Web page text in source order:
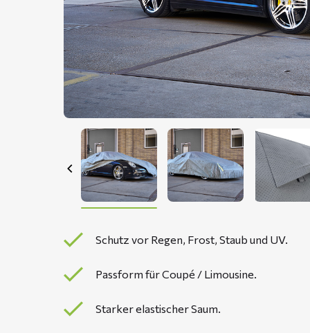
Schutz vor Regen, Frost, Staub und UV.
Passform für Coupé / Limousine.
Starker elastischer Saum.